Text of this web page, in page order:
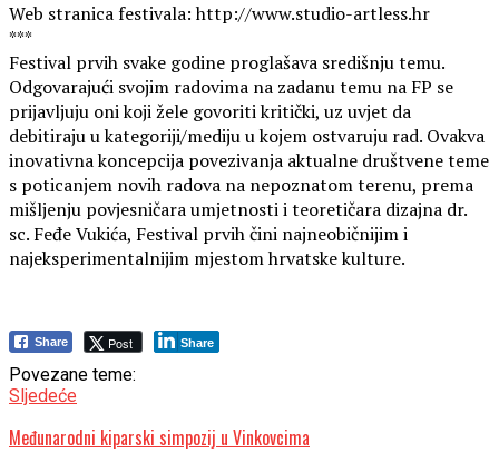
Web stranica festivala: http://www.studio-artless.hr
***
Festival prvih svake godine proglašava središnju temu.
Odgovarajući svojim radovima na zadanu temu na FP se
prijavljuju oni koji žele govoriti kritički, uz uvjet da
debitiraju u kategoriji/mediju u kojem ostvaruju rad. Ovakva
inovativna koncepcija povezivanja aktualne društvene teme
s poticanjem novih radova na nepoznatom terenu, prema
mišljenju povjesničara umjetnosti i teoretičara dizajna dr.
sc. Feđe Vukića, Festival prvih čini najneobičnijim i
najeksperimentalnijim mjestom hrvatske kulture.
Share Post Share
Povezane teme:
Sljedeće
Međunarodni kiparski simpozij u Vinkovcima